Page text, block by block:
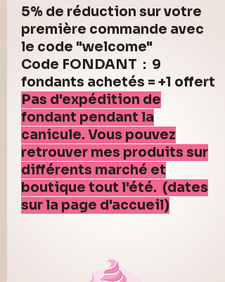
5% de réduction sur votre
première commande avec
le code "welcome"
Code FONDANT : 9
fondants achetés = +1 offert
Pas d'expédition de
fondant pendant la
canicule. Vous pouvez
retrouver mes produits sur
différents marché et
boutique tout l'été. (dates
sur la page d'accueil)